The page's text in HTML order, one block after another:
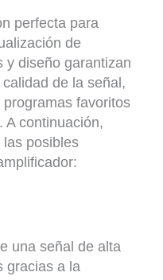
perfecta para
de
y diseño garantizan
de la señal,
favoritos
A continuación,
posibles
una señal de alta
gracias a la